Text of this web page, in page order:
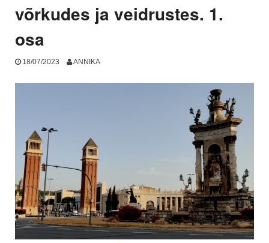
võrkudes ja veidrustes. 1.
osa
18/07/2023 ANNIKA